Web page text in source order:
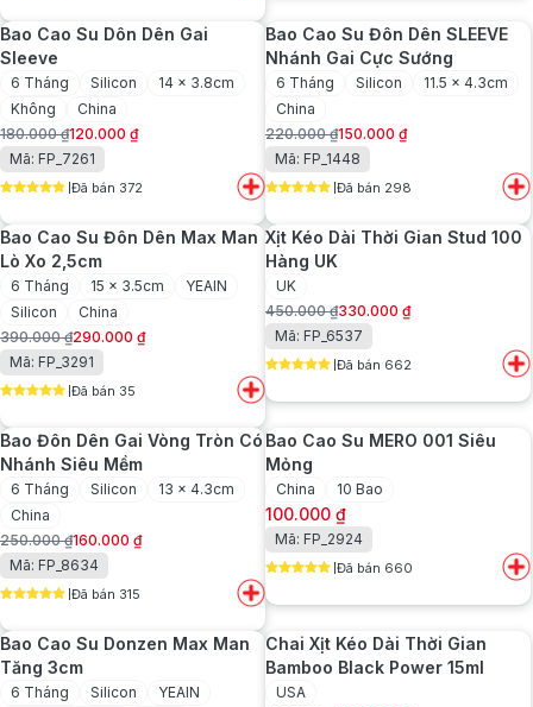
500.000 ₫.
là:
380.000 ₫.
Bao Cao Su Dôn Dên Gai
Sleeve
6 Tháng Silicon
14 x 3.8cm
Không
China
180.000₫
Giá
gốc
là:
180.000 ₫.
120.000 ₫
Giá
hiện
tại
là:
120.000 ₫.
Mã: FP_7261
Đã bán 372
Bao Cao Su Đôn Dên SLEEVE
Nhánh Gai Cực Sướng
6 Tháng Silicon
11.5 x 4.3cm
China
220.000₫
Giá
gốc
là:
220.000 ₫.
150.000 ₫
Giá
hiện
tại
là:
150.000 ₫.
Mã: FP_1448
Đã bán 298
Bao Cao Su Đôn Dên Max Man
Lò Xo 2,5cm
6 Tháng 15 x 3.5cm
YEAIN
Silicon
China
390.000₫
Giá
gốc
là:
390.000 ₫.
290.000 ₫
Giá
hiện
tại
là:
290.000 ₫.
Mã: FP_3291
Đã bán 35
Xịt Kéo Dài Thời Gian Stud 100
Hàng UK
UK
450.000₫
Giá
gốc
là:
450.000 ₫.
330.000 ₫
Giá
hiện
tại
là:
330.000 ₫.
Mã: FP_6537
Đã bán 662
Bao Đôn Dên Gai Vòng Tròn Có
Nhánh Siêu Mềm
6 Tháng Silicon
13 x 4.3cm
China
250.000₫
Giá
gốc
là:
250.000 ₫.
160.000 ₫
Giá
hiện
tại
là:
160.000 ₫.
Mã: FP_8634
Đã bán 315
Bao Cao Su MERO 001 Siêu
Mỏng
China 10 Bao
100.000 ₫
Mã: FP_2924
Đã bán 660
Bao Cao Su Donzen Max Man
Tăng 3cm
6 Tháng Silicon
YEAIN
Chai Xịt Kéo Dài Thời Gian
Bamboo Black Power 15ml
USA